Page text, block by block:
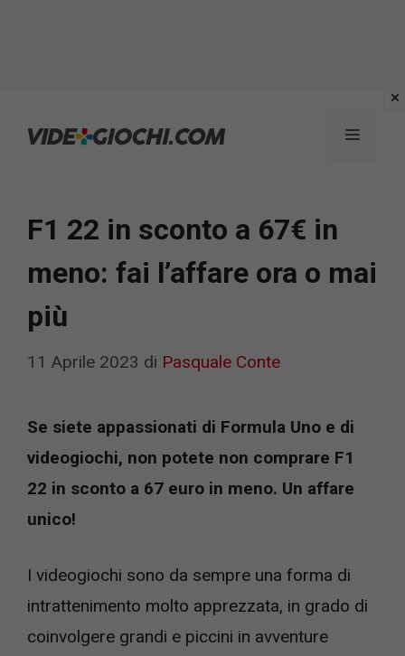
Menu
F1 22 in sconto a 67€ in
meno: fai l’affare ora o mai
più
11 Aprile 2023 di Pasquale Conte
Se siete appassionati di Formula Uno e di
videogiochi, non potete non comprare F1
22 in sconto a 67 euro in meno. Un affare
unico!
I videogiochi sono da sempre una forma di
intrattenimento molto apprezzata, in grado di
coinvolgere grandi e piccini in avventure